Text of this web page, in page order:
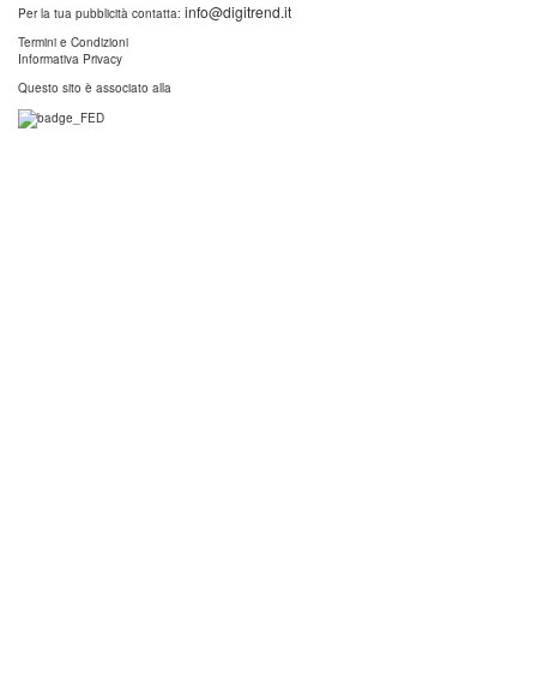
Per la tua pubblicità contatta: info@digitrend.it
Termini e Condizioni
Informativa Privacy
Questo sito è associato alla